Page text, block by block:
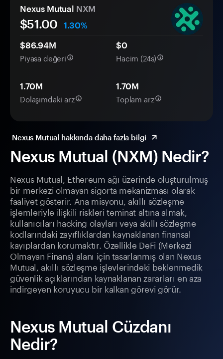
Nexus Mutual (NXM) Nedir?
Nexus Mutual, Ethereum ağı üzerinde oluşturulmuş
bir merkezi olmayan sigorta mekanizması olarak
faaliyet gösterir. Ana misyonu, akıllı sözleşme
işlemleriyle ilişkili riskleri teminat altına almak,
kullanıcıları hacking olayları veya akıllı sözleşme
kodlarındaki zayıflıklardan kaynaklanan finansal
kayıplardan korumaktır. Özellikle DeFi (Merkezi
Olmayan Finans) alanı için tasarlanmış olan Nexus
Mutual, akıllı sözleşme işlevlerindeki beklenmedik
güvenlik açıklarından kaynaklanan zararları en aza
indirgeyen koruyucu bir kalkan görevi görür.
Nexus Mutual Cüzdanı
Nedir?
Nexus Mutual NXM
$51.00
1.30%
$86.94M
Piyasa değeri
$0
Hacim (24s)
1.70M
Dolaşımdaki arz
1.70M
Toplam arz
Nexus Mutual hakkında daha fazla bilgi